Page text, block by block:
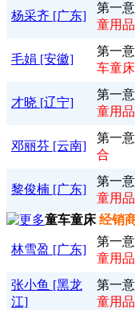
杨采齐 [广东]
第一
童用品
毛娟 [安徽]
第一
车童床
才晓 [辽宁]
第一
童用品
邓丽芬 [云南]
第一
合
黎俊楠 [广东]
第一
童用品
童车童床经销
林雪盈 [广东]
第一
童用品
张小鱼 [黑龙
江]
第一
童用品